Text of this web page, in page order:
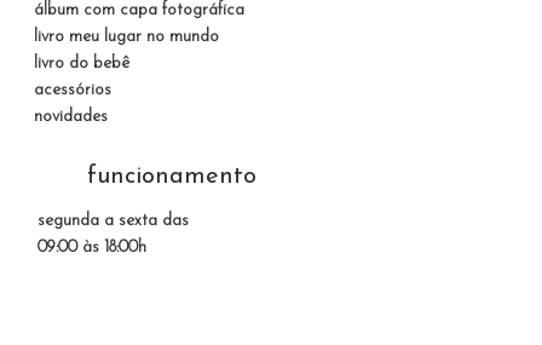
álbum com capa fotográfica
livro meu lugar no mundo
livro do bebê
acessórios
novidades
funcionamento
segunda a sexta das
09:00 às 18:00h